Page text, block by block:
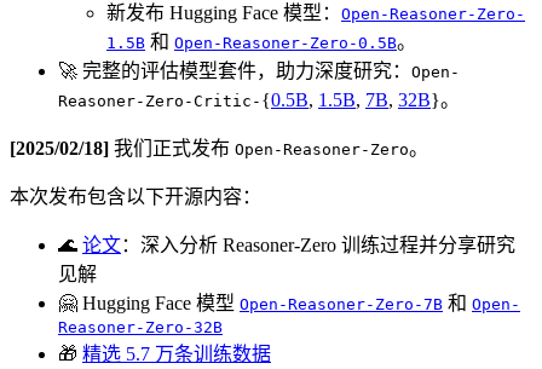
新发布 Hugging Face 模型： Open-Reasoner-Zero-
1.5B 和 Open-Reasoner-Zero-0.5B。
🚀 完整的评估模型套件，助力深度研究： Open-
Reasoner-Zero-Critic- {0.5B, 1.5B, 7B, 32B}。
[2025/02/18] 我们正式发布 Open-Reasoner-Zero。
本次发布包含以下开源内容：
🌊 论文：深入分析 Reasoner-Zero 训练过程并分享研究
见解
🤗 Hugging Face 模型 Open-Reasoner-Zero-7B 和 Open-
Reasoner-Zero-32B
🎁 精选 5.7 万条训练数据